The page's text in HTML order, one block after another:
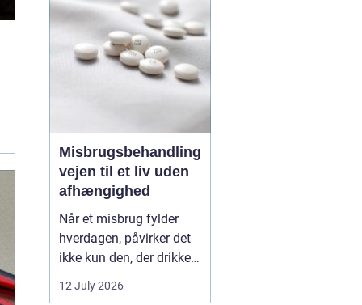
årsagen er...
Misbrugsbehandling
vejen til et liv uden
afhængighed
Når et misbrug fylder
hverdagen, påvirker det
ikke kun den, der drikker,
tager stoffer eller
medicin. Det rammer
12 July 2026